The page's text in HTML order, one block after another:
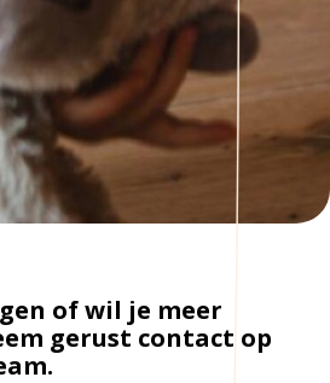
of wil je meer
gerust contact op